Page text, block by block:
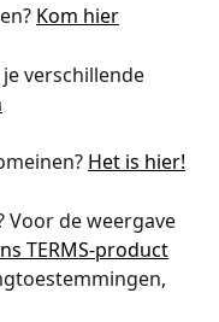
Kom hier
verschillende
Het is hier!
Voor de weergave
TERMS-product